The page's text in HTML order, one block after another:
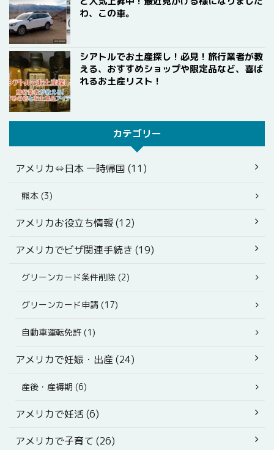
わ、この車。
シアトルでお土産探し！必見！旅行業者が教
える、おすすめショップや限定品など、喜ば
れるお土産リスト！
カテゴリー
アメリカ⇔日本 一時帰国 (11)
熊本 (3)
アメリカお役立ち情報 (12)
アメリカでビザ関連手続き (19)
グリーンカード条件削除 (2)
グリーンカード申請 (17)
自動車運転免許 (1)
アメリカで妊娠・出産 (24)
産後・産褥期 (6)
アメリカで妊活 (6)
アメリカで子育て (26)